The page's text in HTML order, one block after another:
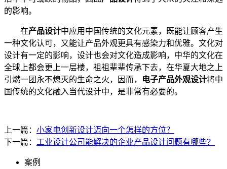
的影响。
在产品设计中应用中国传统的文化元素，既能让顾客产生
一种文化认可，又能让产品外观更具有感染力和优雅。文化对
设计有一定的影响，设计也会对文化造成影响，中华的文化在
全球上都会更上一层楼，祖祖辈辈传承下去，在华夏大地之上
引燃一团永不熄灭的生命之火，因而，
电子产品外观设计将中
国传统的文化融入当代设计中，是非常有必要的。
上一篇： 小家电创新设计迈向一个怎样的方位？
下一篇： 工业设计公司能解决的企业产品设计问题有哪些？
案例